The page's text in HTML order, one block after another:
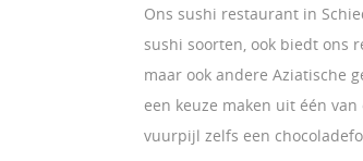
Ons sushi restaurant in
sushi soorten, ook biedt ons
maar ook andere Aziatische
een keuze maken uit één
vuurpijl zelfs een